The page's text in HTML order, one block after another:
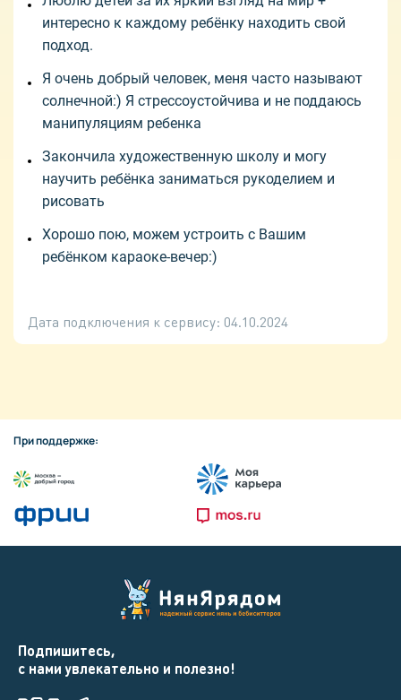
интересно к каждому ребёнку находить свой
подход.
Я очень добрый человек, меня часто называют
солнечной:) Я стрессоустойчива и не поддаюсь
манипуляциям ребенка
Закончила художественную школу и могу
научить ребёнка заниматься рукоделием и
рисовать
Хорошо пою, можем устроить с Вашим
ребёнком караоке-вечер:)
Дата подключения к сервису: 04.10.2024
При поддержке:
Подпишитесь,
с нами увлекательно и полезно!